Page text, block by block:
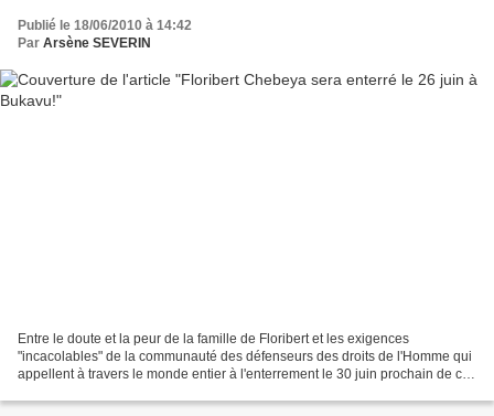
Publié le 18/06/2010 à 14:42
Par Arsène SEVERIN
Entre le doute et la peur de la famille de Floribert et les exigences
"incacolables" de la communauté des défenseurs des droits de l'Homme qui
appellent à travers le monde entier à l'enterrement le 30 juin prochain de ce